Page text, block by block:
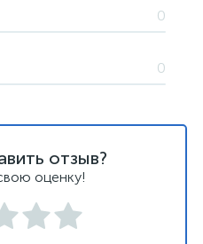
отзыв?
оценку!
0
0